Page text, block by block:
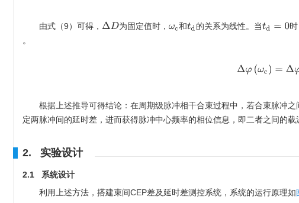
由式（9）可得， ΔD 为固定值时， ωc和td 的关系为线性。当td =0
。
Δ φ(ω c =Δ φC
根据上述推导可得结论：在周期级脉冲相干合束过程中，若合束脉冲
定两脉冲间的延时差，进而获得脉冲中心频率的相位信息，即二者之间的载
2. 实验设计
2.1 系统设计
利用上述方法，搭建束间CEP差及延时差测控系统，系统的运行原理如